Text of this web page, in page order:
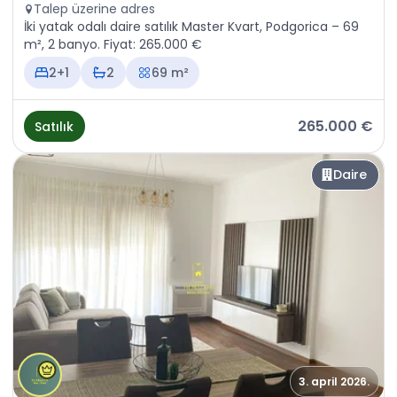
Talep üzerine adres
İki yatak odalı daire satılık Master Kvart, Podgorica – 69
m², 2 banyo. Fiyat: 265.000 €
2+1
2 69 m²
Satılık 265.000 €
Daire
3. april 2026.